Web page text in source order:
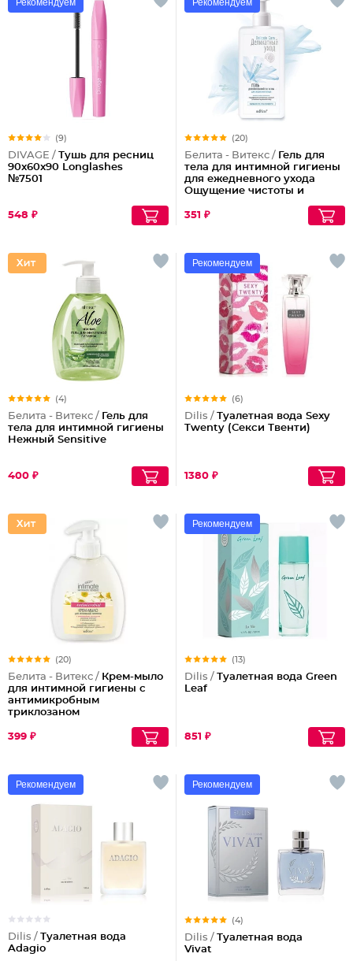
(9)
DIVAGE / Тушь для ресниц
90x60x90 Longlashes
№7501
548 ₽
(20)
Белита - Витекс / Гель для
тела для интимной гигиены
для ежедневного ухода
Ощущение чистоты и
351 ₽
(4)
Белита - Витекс / Гель для
тела для интимной гигиены
Нежный Sensitive
400 ₽
Рекомендуем
(6)
Dilis / Туалетная вода Sexy
Twenty (Секси Твенти)
1380 ₽
(20)
Белита - Витекс / Крем-мыло
для интимной гигиены с
антимикробным
триклозаном
399 ₽
Рекомендуем
(13)
Dilis / Туалетная вода Green
Leaf
851 ₽
Рекомендуем
Dilis / Туалетная вода
Adagio
Рекомендуем
(4)
Dilis / Туалетная вода
Vivat